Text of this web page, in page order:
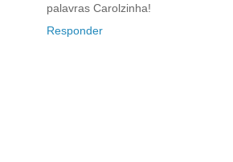
palavras Carolzinha!
Responder